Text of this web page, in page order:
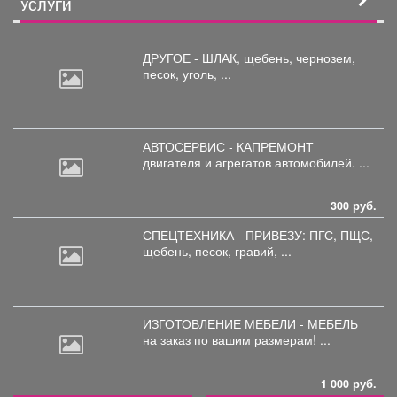
УСЛУГИ
ДРУГОЕ - ШЛАК, щебень, чернозем,
песок, уголь, ...
АВТОСЕРВИС - КАПРЕМОНТ
двигателя и агрегатов автомобилей. ...
300 руб.
СПЕЦТЕХНИКА - ПРИВЕЗУ: ПГС, ПЩС,
щебень, песок, гравий, ...
ИЗГОТОВЛЕНИЕ МЕБЕЛИ - МЕБЕЛЬ
на заказ по вашим размерам! ...
1 000 руб.